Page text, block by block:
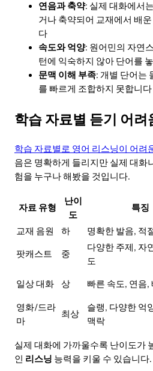
연음과 축약: 실제 대화에서
거나 축약되어 교재에서 배
다
속도와 억양: 원어민의 자연
턴에 익숙하지 않아 단어를
문맥 이해 부족: 개별 단어는
를 빠르게 조합하지 못합니다
학습 자료별 듣기 어려
학습 자료별로 영어 리스닝이 어려
음은 명확하게 들리지만 실제 대화
험을 누구나 해봤을 것입니다.
자료 유형
난이
도
특징
교재 음원 하 명확한 발음, 적
팟캐스트 중
다양한 주제, 자
도
일상 대화 상 빠른 속도, 연음,
영화/드라
마
최상
슬랭, 다양한 억
맥락
실제 대화에 가까울수록 난이도가
인 리스닝 능력을 키울 수 있습니다.